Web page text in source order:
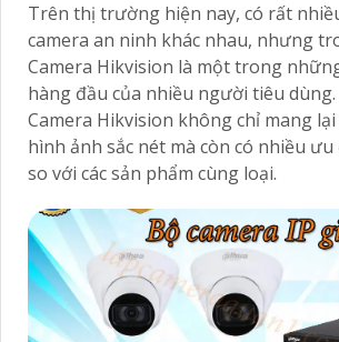
Trên thị trường hiện nay, có rất
camera an ninh khác nhau, nhưng
Camera Hikvision là một trong
hàng đầu của nhiều người tiêu dùng.
Camera Hikvision không chỉ mang
hình ảnh sắc nét mà còn có nhiều
so với các sản phẩm cùng loại.